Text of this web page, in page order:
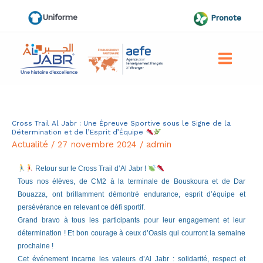
Uniforme Pronote
Cross Trail Al Jabr : Une Épreuve Sportive sous le Signe de la
Détermination et de l’Esprit d’Équipe
Actualité / 27 novembre 2024 / admin
Retour sur le Cross Trail d’Al Jabr !
Tous nos élèves, de CM2 à la terminale de Bouskoura et de Dar
Bouazza, ont brillamment démontré endurance, esprit d’équipe et
persévérance en relevant ce défi sportif.
Grand bravo à tous les participants pour leur engagement et leur
détermination ! Et bon courage à ceux d’Oasis qui courront la semaine
prochaine !
Cet événement incarne les valeurs d’Al Jabr : solidarité, respect et
Cross
Trail
Jabr
Une
Épreuve
Sportive
sous